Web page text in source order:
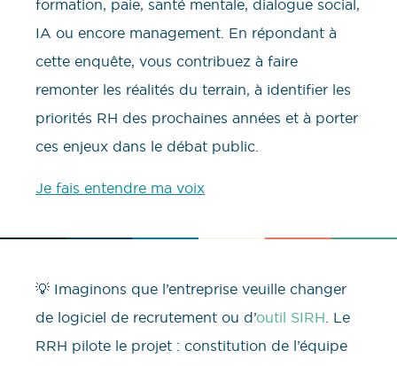
formation, paie, santé mentale, dialogue social,
IA ou encore management. En répondant à
cette enquête, vous contribuez à faire
remonter les réalités du terrain, à identifier les
priorités RH des prochaines années et à porter
ces enjeux dans le débat public.
Je fais entendre ma voix
💡 Imaginons que l’entreprise veuille changer
de logiciel de recrutement ou d’outil SIRH . Le
RRH pilote le projet : constitution de l’équipe